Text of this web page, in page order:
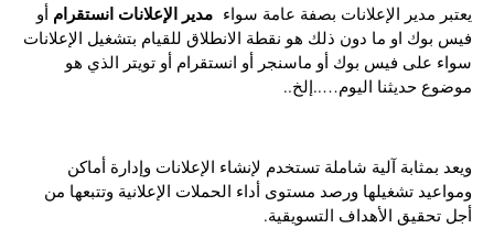
يعتبر مدير الإعلانات بصفة عامة سواءمدير الإعلانات انستقرامأو
فيس بوك او ما دون ذلك هو نقطة الانطلاق للقيام بتشغيل الإعلانات
سواء على فيس بوك أو ماسنجر أو انستقرام أو تويتر الذي هو
موضوع حديثنا اليوم…..إلخ..
ويعد بمثابة آلية شاملة تستخدم لإنشاء الإعلانات وإدارة أماكن
ومواعيد تشغيلها ورصد مستوى أداء الحملات الإعلانية وتتبعها من
أجل تحقيق الأهداف التسويقية.